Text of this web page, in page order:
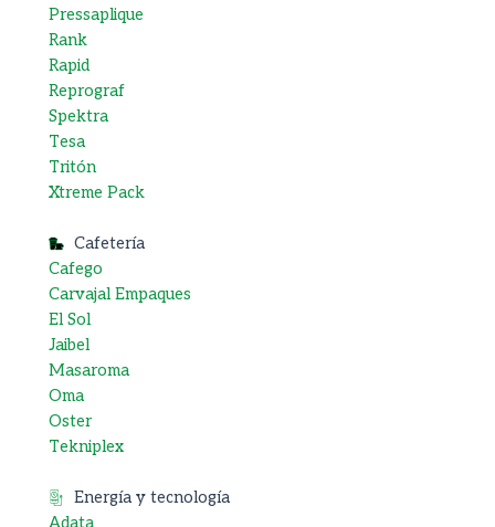
Pressaplique
Rank
Rapid
Reprograf
Spektra
Tesa
Tritón
Xtreme Pack
Cafetería
Cafego
Carvajal Empaques
El Sol
Jaibel
Masaroma
Oma
Oster
Tekniplex
Energía y tecnología
Adata